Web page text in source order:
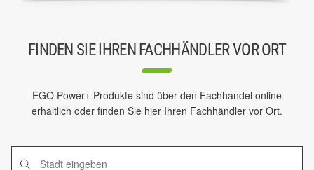
FINDEN SIE IHREN FACHHÄNDLER VOR ORT
EGO Power+ Produkte sind über den Fachhandel online
erhältlich oder finden Sie hier Ihren Fachhändler vor Ort.